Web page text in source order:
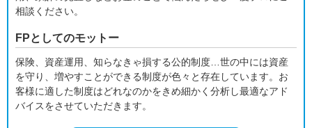
相談ください。
FPとしてのモットー
保険、資産運用、知らなきゃ損する公的制度…世の中には資産
を守り、増やすことができる制度が色々と存在しています。お
客様に適した制度はどれなのかをきめ細かく分析し最適なアド
バイスをさせていただきます。